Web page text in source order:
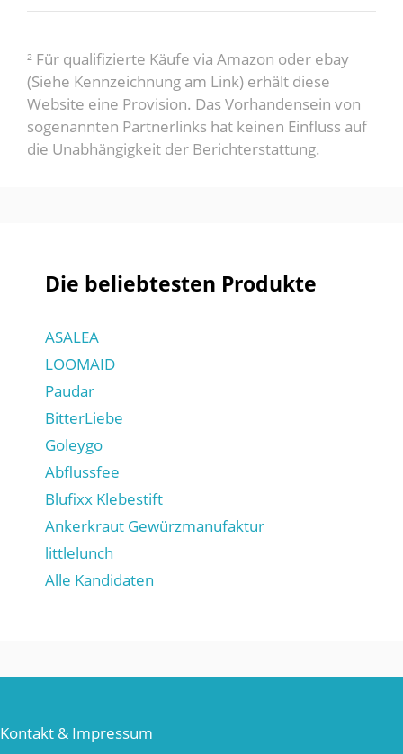
² Für qualifizierte Käufe via Amazon oder ebay
(Siehe Kennzeichnung am Link) erhält diese
Website eine Provision. Das Vorhandensein von
sogenannten Partnerlinks hat keinen Einfluss auf
die Unabhängigkeit der Berichterstattung.
Die beliebtesten Produkte
ASALEA
LOOMAID
Paudar
BitterLiebe
Goleygo
Abflussfee
Blufixx Klebestift
Ankerkraut Gewürzmanufaktur
littlelunch
Alle Kandidaten
Kontakt & Impressum